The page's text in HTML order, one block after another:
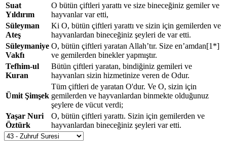
Suat
Yıldırım
O bütün çiftleri yarattı ve size bineceğiniz gemiler ve
hayvanlar var etti,
Süleyman
Ateş
Ki O, bütün çiftleri yarattı ve sizin için gemilerden ve
hayvanlardan bineceğiniz şeyleri de var etti.
Süleymaniye
Vakfı
O, bütün çiftleri yaratan Allah’tır. Size en’amdan[1*]
ve gemilerden binekler yapmıştır.
Tefhim-ul
Kuran
Bütün çiftleri yaratan, bindiğiniz gemileri ve
hayvanları sizin hizmetinize veren de Odur.
Ümit Şimşek
Tüm çiftleri de yaratan O'dur. Ve O, sizin için
gemilerden ve hayvanlardan binmekte olduğunuz
şeylere de vücut verdi;
Yaşar Nuri
Öztürk
O, bütün çiftleri yarattı. Sizin için gemilerden ve
hayvanlardan bineceğiniz şeyleri var etti.